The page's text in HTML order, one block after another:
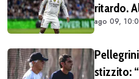
ritardo.
Endrick
ago 09,
stizzito: